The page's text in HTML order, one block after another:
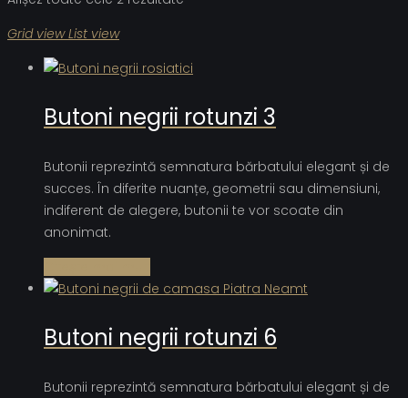
Grid view List view
Butoni negrii rotunzi 3
Butonii reprezintă semnatura bărbatului elegant și de
succes. În diferite nuanțe, geometrii sau dimensiuni,
indiferent de alegere, butonii te vor scoate din
anonimat.
Butoni negrii rotunzi 6
Butonii reprezintă semnatura bărbatului elegant și de